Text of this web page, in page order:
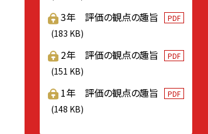
3年 評価の観点の趣旨 PDF
(183 KB)
2年 評価の観点の趣旨 PDF
(151 KB)
1年 評価の観点の趣旨 PDF
(148 KB)